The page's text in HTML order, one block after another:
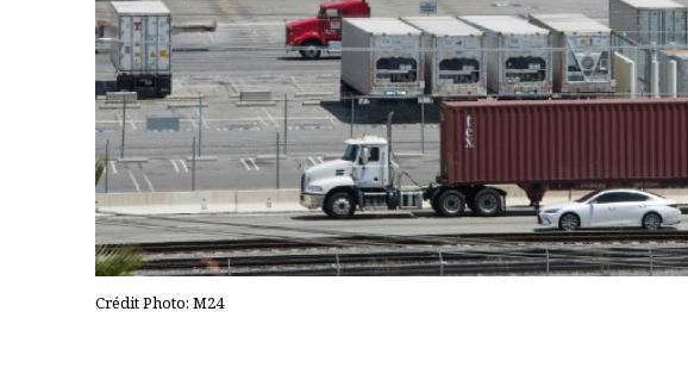
Crédit Photo: M24